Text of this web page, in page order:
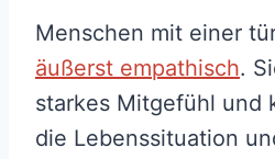
Menschen mit einer
äußerst empathisch.
starkes Mitgefühl und
die Lebenssituation